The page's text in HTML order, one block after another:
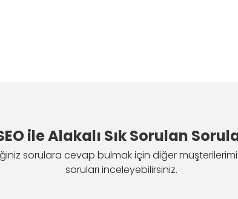
ile Alakalı Sık Sorulan
sorulara cevap bulmak için diğer
soruları inceleyebilirsiniz.